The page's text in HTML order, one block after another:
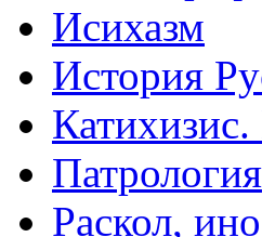
Исихазм
История
Патрология
Раскол,